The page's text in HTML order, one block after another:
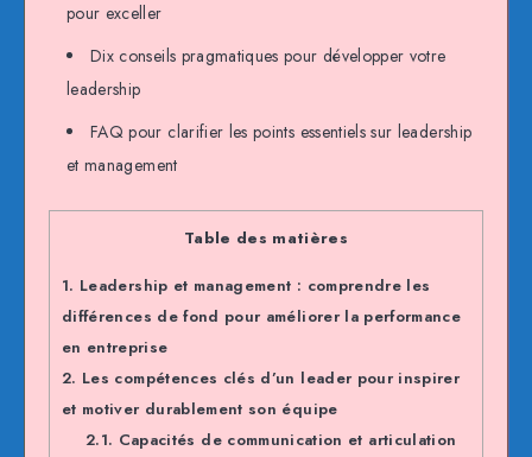
pour exceller
Dix conseils pragmatiques pour développer votre
leadership
FAQ pour clarifier les points essentiels sur leadership
et management
Table des matières
1. Leadership et management : comprendre les
différences de fond pour améliorer la performance
en entreprise
2. Les compétences clés d’un leader pour inspirer
et motiver durablement son équipe
2.1. Capacités de communication et articulation